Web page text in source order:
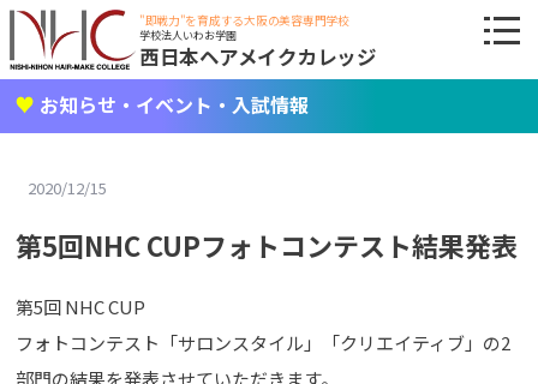
"即戦力"を育成する大阪の美容専門学校
学校法人いわお学園
西日本ヘアメイクカレッジ
お知らせ・イベント・入試情報
2020/12/15
第5回NHC CUPフォトコンテスト結果発表
第5回 NHC CUP
フォトコンテスト「サロンスタイル」「クリエイティブ」の2